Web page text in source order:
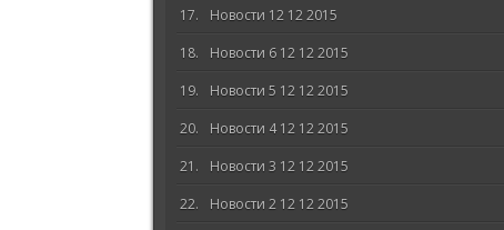
Новости 12 12 2015
Новости 6 12 12 2015
Новости 5 12 12 2015
Новости 4 12 12 2015
Новости 3 12 12 2015
Новости 2 12 12 2015